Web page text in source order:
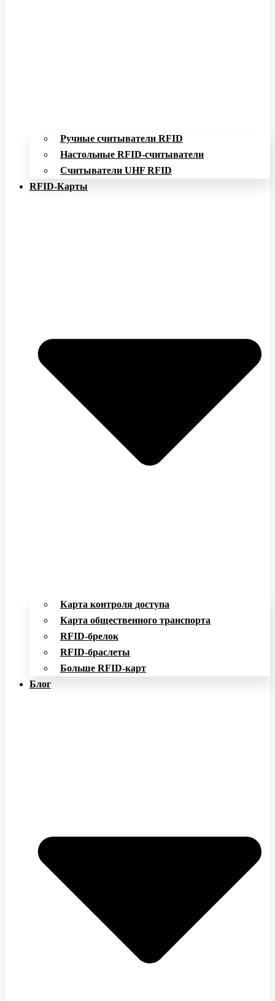
Ручные считыватели RFID
Настольные RFID-считыватели
Считыватели UHF RFID
RFID-Карты
Карта контроля доступа
Карта общественного транспорта
RFID-брелок
RFID-браслеты
Больше RFID-карт
Блог